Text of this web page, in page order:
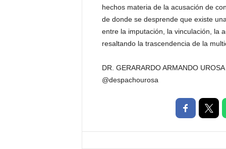
hechos materia de la acusación de
de donde se desprende que existe
entre la imputación, la vinculación, la
resaltando la trascendencia de la
DR. GERARARDO ARMANDO
@despachourosa